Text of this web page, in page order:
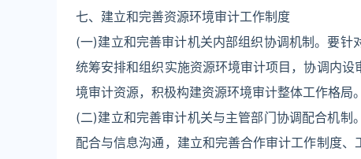
七、建立和完善资源环境审计工作制度
(一)建立和完善审计机关内部组织协调机制。要针
统筹安排和组织实施资源环境审计项目，协调内
境审计资源，积极构建资源环境审计整体工作格局。
(二)建立和完善审计机关与主管部门协调配合机
配合与信息沟通，建立和完善合作审计工作制度